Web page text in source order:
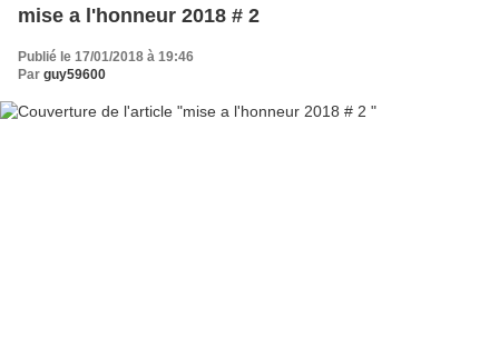
mise a l'honneur 2018 # 2
Publié le 17/01/2018 à 19:46
Par guy59600